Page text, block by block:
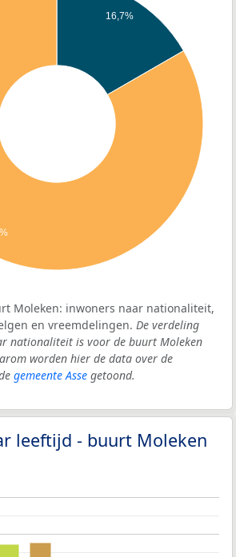
16,7%
Moleken: inwoners naar nationaliteit,
en vreemdelingen. De verdeling
nationaliteit is voor de buurt Moleken
worden hier de data over de
gemeente Asse getoond.
leeftijd - buurt Moleken